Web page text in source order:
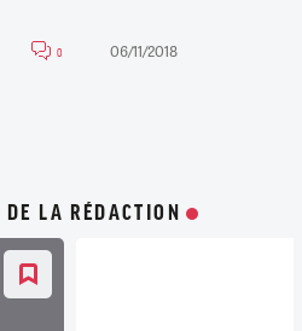
0 06/11/2018
LA RÉDACTION